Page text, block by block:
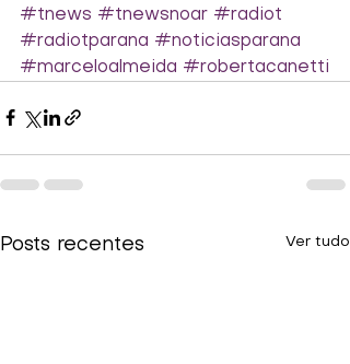
#tnews #tnewsnoar #radiot
#radiotparana #noticiasparana
#marceloalmeida #robertacanetti
Posts recentes Ver tudo